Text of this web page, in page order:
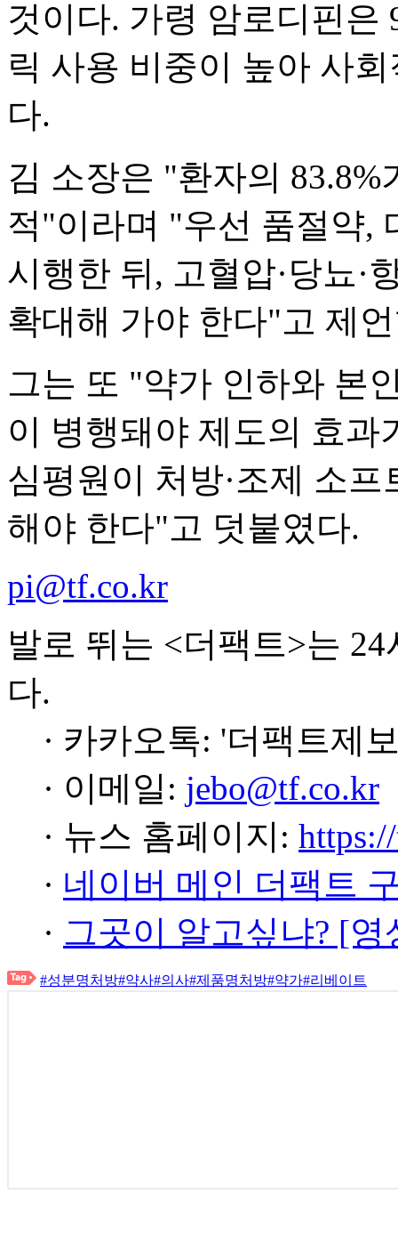
것이다. 가령 암로디핀은
릭 사용 비중이 높아 사
다.
김 소장은 "환자의
적"이라며 "우선 품절약,
시행한 뒤, 고혈압·당뇨·
확대해 가야 한다"고 제
그는 또 "약가 인하와 본
이 병행돼야 제도의 효
심평원이 처방·조제 소
해야 한다"고 덧붙였다.
pi@tf.co.kr
발로 뛰는 <더팩트>는
다.
· 카카오톡: '더팩트제
· 이메일: jebo@tf.co.kr
· 뉴스 홈페이지:
· 네이버 메인 더팩트
· 그곳이 알고싶냐? [
#성분명처방#약사#의사#제품명처방#약가#리베이트